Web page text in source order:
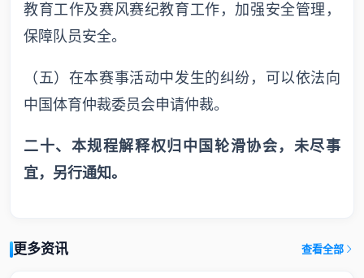
教育工作及赛风赛纪教育工作，加强安全管理，
保障队员安全。
（五）在本赛事活动中发生的纠纷，可以依法向
中国体育仲裁委员会申请仲裁。
二十、本规程解释权归中国轮滑协会，未尽事
宜，另行通知。
更多资讯 查看全部